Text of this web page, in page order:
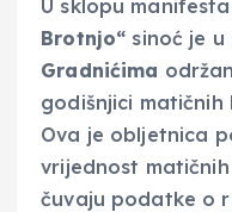
U sklopu
Brotnjo“ sinoć je
Gradnićima
godišnjici
Ova je obljetnica
vrijednost
čuvaju podatke o